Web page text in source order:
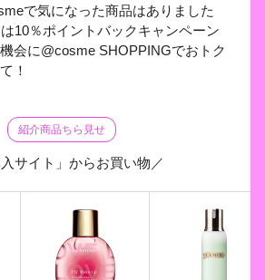
で気になった商品はありました
10％ポイントバックキャンペーン
会に@cosme SHOPPINGでおトク
！
紹介商品ちら見せ
サイト」からお買い物／